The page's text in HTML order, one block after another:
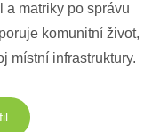
a matriky po správu
komunitní život,
místní infrastruktury.